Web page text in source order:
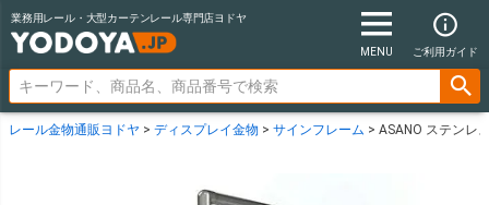
業務用レール・大型カーテンレール専門店ヨドヤ
MENU ご利用ガイド
レール金物通販ヨドヤ ディスプレイ金物 サインフレーム ASANO ステンレ